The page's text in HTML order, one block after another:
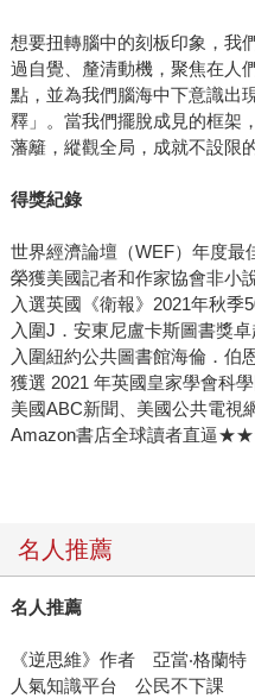
想要扭轉腦中的刻板印象，我
過自覺、釐清動機，聚焦在人
點，並為我們腦海中下意識出
釋」。當我們擺脫成見的框架
藩籬，縱觀全局，成就不設限
得獎紀錄
世界經濟論壇（WEF）年度最
榮獲美國記者和作家協會非小
入選英國《衛報》2021年秋季
入圍J．安東尼盧卡斯圖書獎卓
入圍紐約公共圖書館海倫．伯
獲選 2021 年英國皇家學會科
美國ABC新聞、美國公共電視
Amazon書店全球讀者直逼
名人推薦
名人推薦
《逆思維》作者 亞當‧格蘭特
人氣知識平台 公民不下課